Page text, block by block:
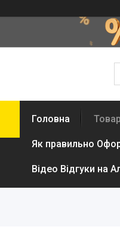
Головна
Як правильно
Відео Відгуки на